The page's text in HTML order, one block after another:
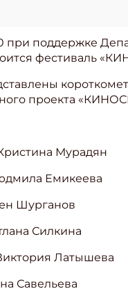
при поддержке
фестиваль
проекта
Мурадян
Емикеева
Шурганов
Силкина
Латышева
Савельева